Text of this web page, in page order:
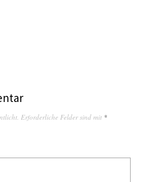
Erforderliche Felder sind mit *